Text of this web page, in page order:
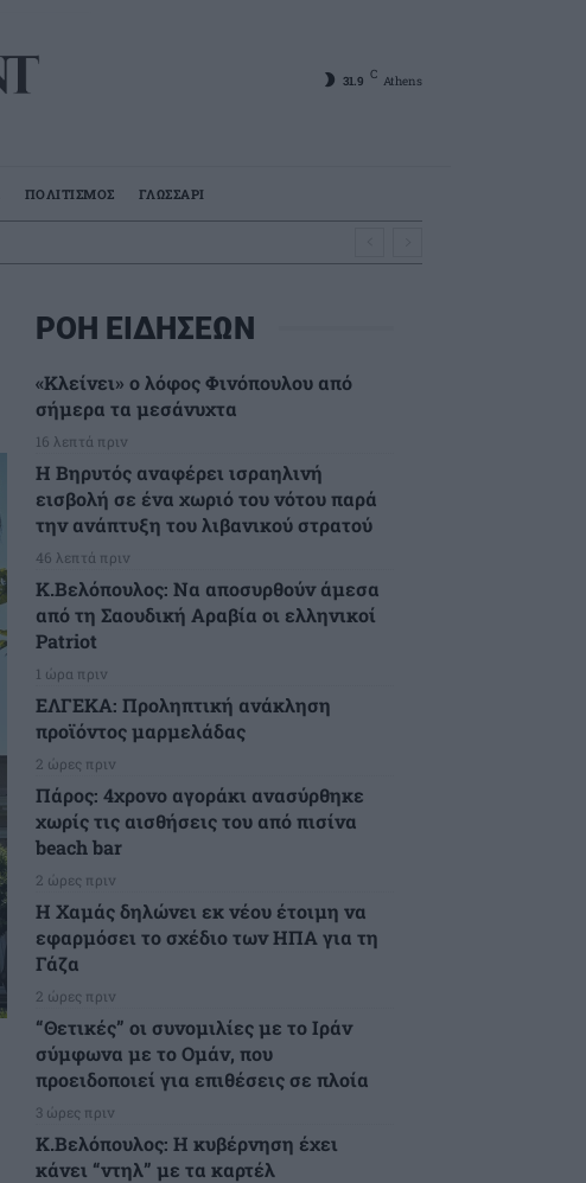
31.9 C Athens
ΠΟΛΙΤΙΣΜΟΣ ΓΛΩΣΣΑΡΙ
ΡΟΗ ΕΙΔΗΣΕΩΝ
«Κλείνει» ο λόφος Φινόπουλου από
σήμερα τα μεσάνυχτα
16 λεπτά πριν
Η Βηρυτός αναφέρει ισραηλινή
εισβολή σε ένα χωριό του νότου παρά
την ανάπτυξη του λιβανικού στρατού
46 λεπτά πριν
Κ.Βελόπουλος: Να αποσυρθούν άμεσα
από τη Σαουδική Αραβία οι ελληνικοί
Patriot
1 ώρα πριν
ΕΛΓΕΚΑ: Προληπτική ανάκληση
προϊόντος μαρμελάδας
2 ώρες πριν
Πάρος: 4χρονο αγοράκι ανασύρθηκε
χωρίς τις αισθήσεις του από πισίνα
beach bar
2 ώρες πριν
Η Χαμάς δηλώνει εκ νέου έτοιμη να
εφαρμόσει το σχέδιο των ΗΠΑ για τη
Γάζα
2 ώρες πριν
“Θετικές” οι συνομιλίες με το Ιράν
σύμφωνα με το Ομάν, που
προειδοποιεί για επιθέσεις σε πλοία
3 ώρες πριν
Κ.Βελόπουλος: Η κυβέρνηση έχει
κάνει “ντηλ” με τα καρτέλ